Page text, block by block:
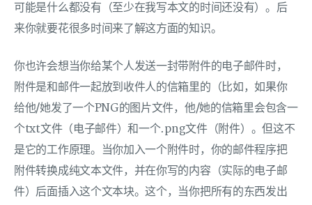
可能是什么都没有（至少在我写本文的时间还没有）。后
来你就要花很多时间来了解这方面的知识。
你也许会想当你给某个人发送一封带附件的电子邮件时，
附件是和邮件一起放到收件人的信箱里的（比如，如果你
给他/她发了一个PNG的图片文件，他/她的信箱里会包含一
个txt文件（电子邮件）和一个.png文件（附件）。但这不
是它的工作原理。当你加入一个附件时，你的邮件程序把
附件转换成纯文本文件，并在你写的内容（实际的电子邮
件）后面插入这个文本块。这个，当你把所有的东西发出